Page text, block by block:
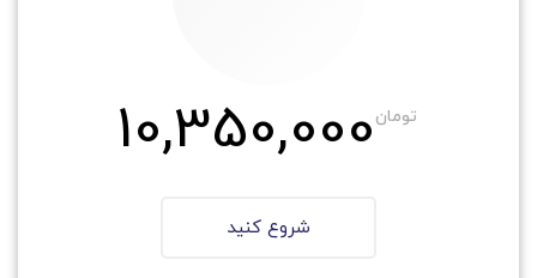
تومان 10,350,000
شروع کنید